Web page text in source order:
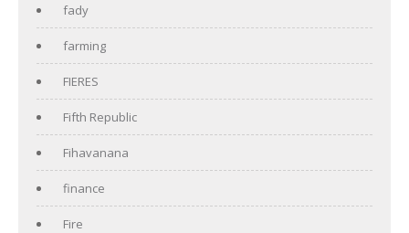
fady
farming
FIERES
Fifth Republic
Fihavanana
finance
Fire